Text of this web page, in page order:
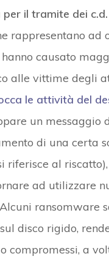
il tramite dei c.d.
rappresentano ad
causato
alle vittime degli
le attività del
un messaggio
di una certa
riferisce al
ad utilizzare
ransomware
disco rigido,
compromessi, a